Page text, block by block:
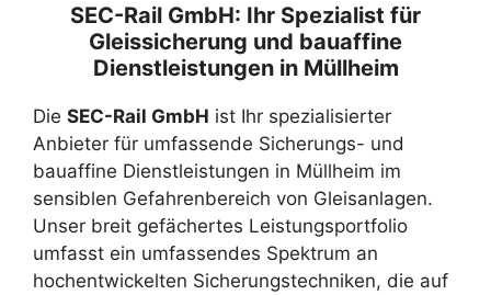
SEC-Rail GmbH: Ihr Spezialist für
Gleissicherung und bauaffine
Dienstleistungen in Müllheim
Die SEC-Rail GmbH ist Ihr spezialisierter
Anbieter für umfassende Sicherungs- und
bauaffine Dienstleistungen in Müllheim im
sensiblen Gefahrenbereich von Gleisanlagen.
Unser breit gefächertes Leistungsportfolio
umfasst ein umfassendes Spektrum an
hochentwickelten Sicherungstechniken, die auf